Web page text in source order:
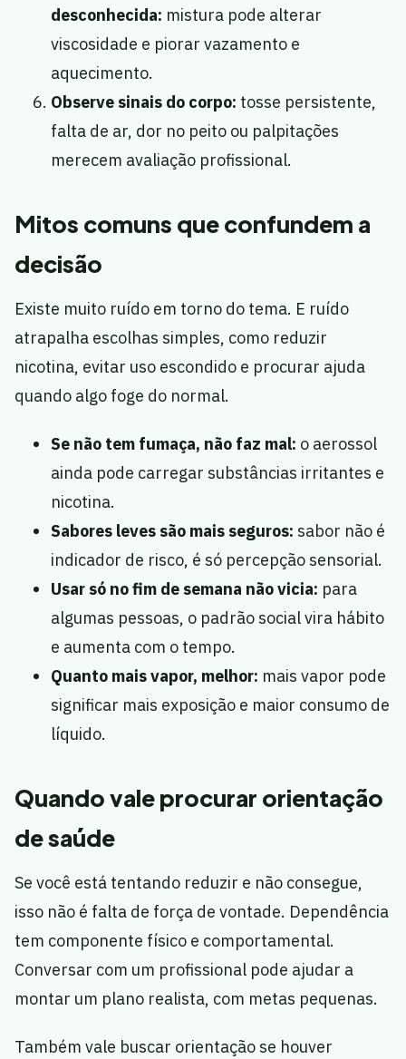
desconhecida: mistura pode alterar
viscosidade e piorar vazamento e
aquecimento.
Observe sinais do corpo: tosse persistente,
falta de ar, dor no peito ou palpitações
merecem avaliação profissional.
Mitos comuns que confundem a
decisão
Existe muito ruído em torno do tema. E ruído
atrapalha escolhas simples, como reduzir
nicotina, evitar uso escondido e procurar ajuda
quando algo foge do normal.
Se não tem fumaça, não faz mal: o aerossol
ainda pode carregar substâncias irritantes e
nicotina.
Sabores leves são mais seguros: sabor não é
indicador de risco, é só percepção sensorial.
Usar só no fim de semana não vicia: para
algumas pessoas, o padrão social vira hábito
e aumenta com o tempo.
Quanto mais vapor, melhor: mais vapor pode
significar mais exposição e maior consumo de
líquido.
Quando vale procurar orientação
de saúde
Se você está tentando reduzir e não consegue,
isso não é falta de força de vontade. Dependência
tem componente físico e comportamental.
Conversar com um profissional pode ajudar a
montar um plano realista, com metas pequenas.
Também vale buscar orientação se houver